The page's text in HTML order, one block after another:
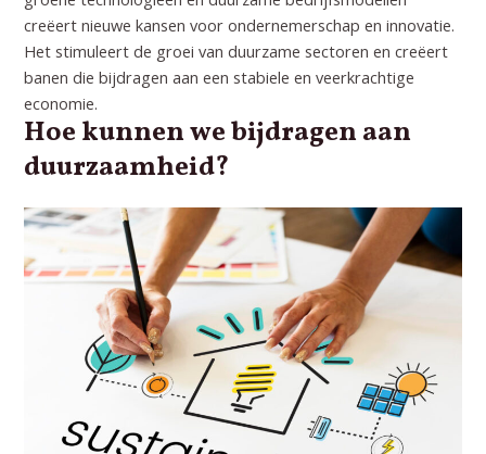
creëert nieuwe kansen voor ondernemerschap en innovatie.
Het stimuleert de groei van duurzame sectoren en creëert
banen die bijdragen aan een stabiele en veerkrachtige
economie.
Hoe kunnen we bijdragen aan
duurzaamheid?